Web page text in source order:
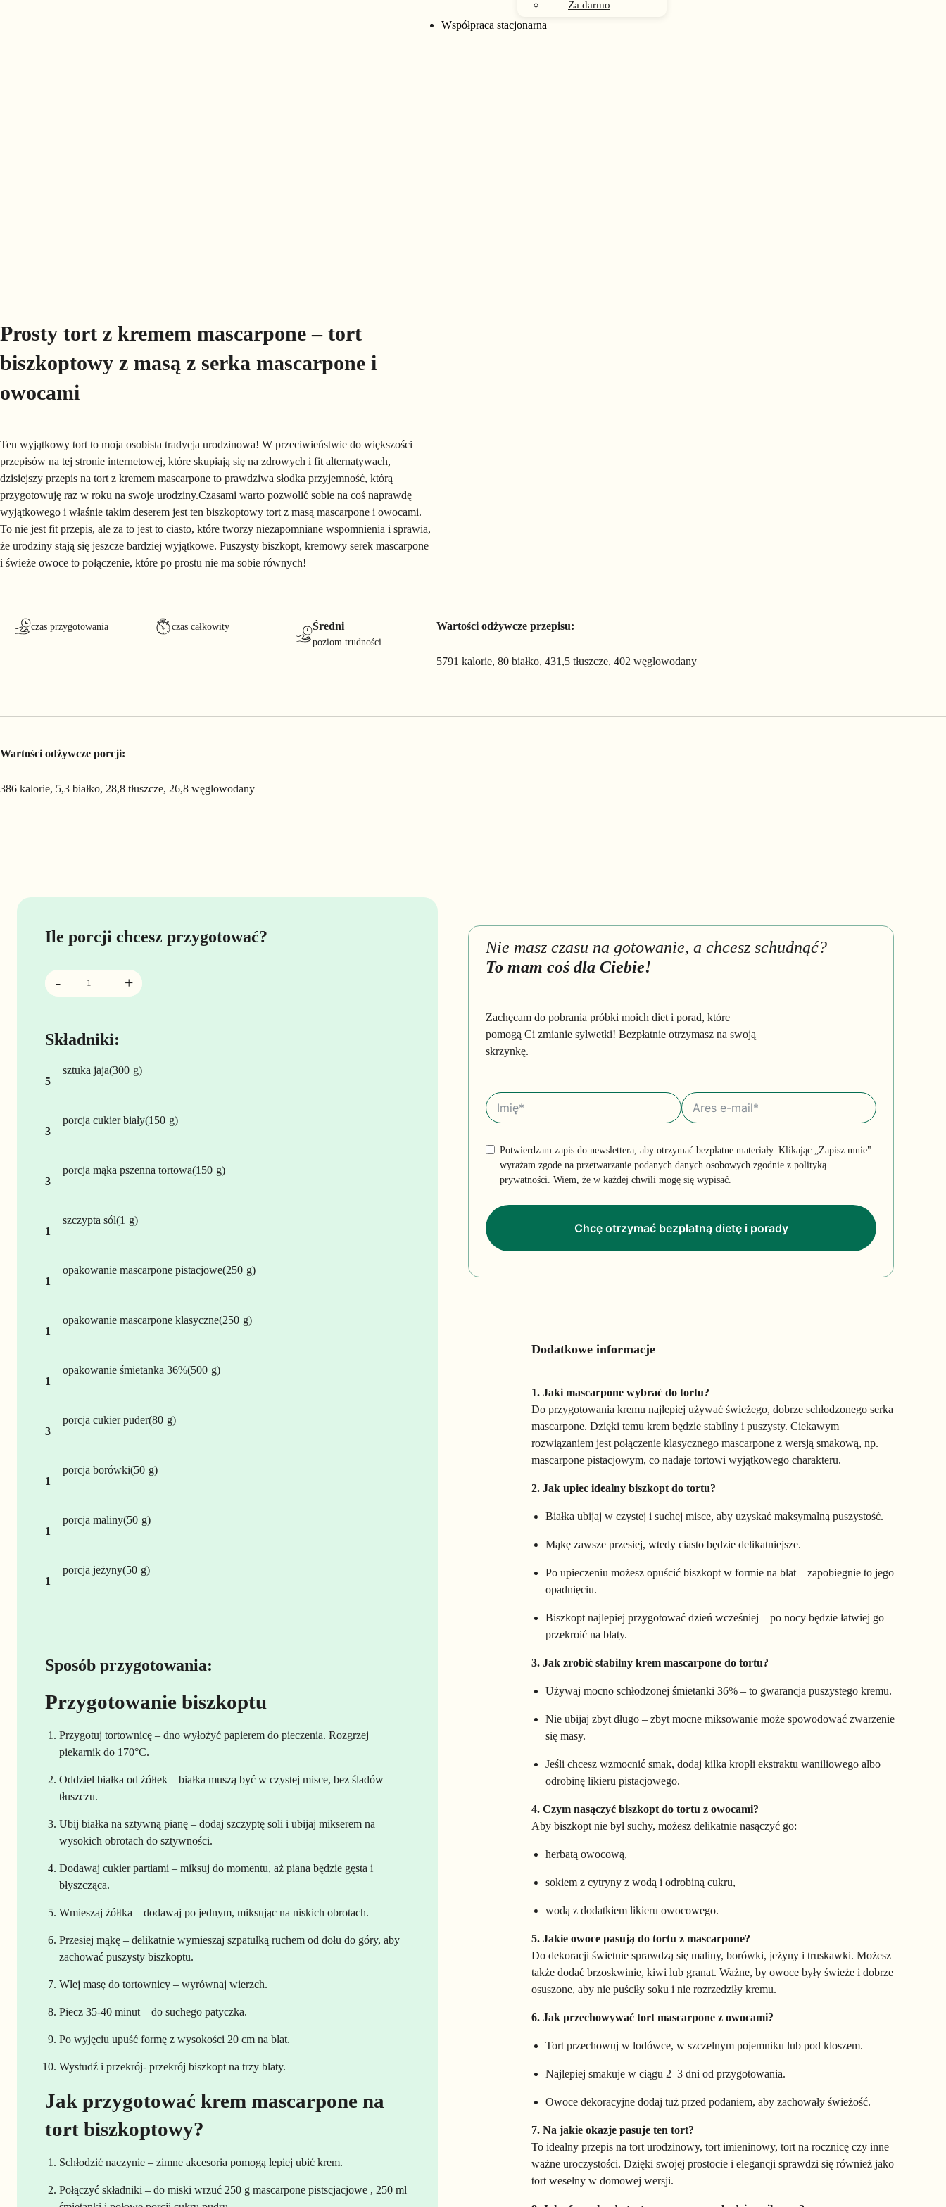
Za darmo
Współpraca stacjonarna
Prosty tort z kremem mascarpone – tort
biszkoptowy z masą z serka mascarpone i
owocami
Ten wyjątkowy tort to moja osobista tradycja urodzinowa! W przeciwieństwie do większości
przepisów na tej stronie internetowej, które skupiają się na zdrowych i fit alternatywach,
dzisiejszy przepis na tort z kremem mascarpone to prawdziwa słodka przyjemność, którą
przygotowuję raz w roku na swoje urodziny.Czasami warto pozwolić sobie na coś naprawdę
wyjątkowego i właśnie takim deserem jest ten biszkoptowy tort z masą mascarpone i owocami.
To nie jest fit przepis, ale za to jest to ciasto, które tworzy niezapomniane wspomnienia i sprawia,
że urodziny stają się jeszcze bardziej wyjątkowe. Puszysty biszkopt, kremowy serek mascarpone
i świeże owoce to połączenie, które po prostu nie ma sobie równych!
czas przygotowania czas całkowity Średni
poziom trudności
Wartości odżywcze przepisu:
5791 kalorie, 80 białko, 431,5 tłuszcze, 402 węglowodany
Wartości odżywcze porcji:
386 kalorie, 5,3 białko, 28,8 tłuszcze, 26,8 węglowodany
Ile porcji chcesz przygotować?
Składniki:
5
sztuka jaja 300
3
porcja cukier biały 150
3
porcja mąka pszenna tortowa 150
1
szczypta sól 1
1
opakowaniemascarpone pistacjowe 250
1
opakowaniemascarpone klasyczne 250
1
opakowanieśmietanka 36% 500
3
porcja cukier puder 80
1
porcja borówki 50
1
porcja maliny 50
1
porcja jeżyny 50
Sposób przygotowania:
Przygotowanie biszkoptu
Przygotuj tortownicę – dno wyłożyć papierem do pieczenia. Rozgrzej
piekarnik do 170°C.
Oddziel białka od żółtek – białka muszą być w czystej misce, bez śladów
tłuszczu.
Ubij białka na sztywną pianę – dodaj szczyptę soli i ubijaj mikserem na
wysokich obrotach do sztywności.
Dodawaj cukier partiami – miksuj do momentu, aż piana będzie gęsta i
błyszcząca.
Wmieszaj żółtka – dodawaj po jednym, miksując na niskich obrotach.
Przesiej mąkę – delikatnie wymieszaj szpatułką ruchem od dołu do góry, aby
zachować puszysty biszkoptu.
Wlej masę do tortownicy – wyrównaj wierzch.
Piecz 35-40 minut – do suchego patyczka.
Po wyjęciu upuść formę z wysokości 20 cm na blat.
Wystudź i przekrój- przekrój biszkopt na trzy blaty.
Jak przygotować krem mascarpone na
tort biszkoptowy?
Schłodzić naczynie – zimne akcesoria pomogą lepiej ubić krem.
Połączyć składniki – do miski wrzuć 250 g mascarpone pistscjacjowe , 250 ml
Nie masz czasu na gotowanie, a chcesz schudnąć?
To mam coś dla Ciebie!
Zachęcam do pobrania próbki moich diet i porad, które
pomogą Ci zmianie sylwetki! Bezpłatnie otrzymasz na swoją
skrzynkę.
Potwierdzam zapis do newslettera, aby otrzymać bezpłatne materiały. Klikając „Zapisz mnie"
wyrażam zgodę na przetwarzanie podanych danych osobowych zgodnie z polityką
prywatności. Wiem, że w każdej chwili mogę się wypisać.
Chcę otrzymać bezpłatną dietę i porady
Dodatkowe informacje
1. Jaki mascarpone wybrać do tortu?
Do przygotowania kremu najlepiej używać świeżego, dobrze schłodzonego serka
mascarpone. Dzięki temu krem będzie stabilny i puszysty. Ciekawym
rozwiązaniem jest połączenie klasycznego mascarpone z wersją smakową, np.
mascarpone pistacjowym, co nadaje tortowi wyjątkowego charakteru.
2. Jak upiec idealny biszkopt do tortu?
Białka ubijaj w czystej i suchej misce, aby uzyskać maksymalną puszystość.
Mąkę zawsze przesiej, wtedy ciasto będzie delikatniejsze.
Po upieczeniu możesz opuścić biszkopt w formie na blat – zapobiegnie to jego
opadnięciu.
Biszkopt najlepiej przygotować dzień wcześniej – po nocy będzie łatwiej go
przekroić na blaty.
3. Jak zrobić stabilny krem mascarpone do tortu?
Używaj mocno schłodzonej śmietanki 36% – to gwarancja puszystego kremu.
Nie ubijaj zbyt długo – zbyt mocne miksowanie może spowodować zwarzenie
się masy.
Jeśli chcesz wzmocnić smak, dodaj kilka kropli ekstraktu waniliowego albo
odrobinę likieru pistacjowego.
4. Czym nasączyć biszkopt do tortu z owocami?
Aby biszkopt nie był suchy, możesz delikatnie nasączyć go:
herbatą owocową,
sokiem z cytryny z wodą i odrobiną cukru,
wodą z dodatkiem likieru owocowego.
5. Jakie owoce pasują do tortu z mascarpone?
Do dekoracji świetnie sprawdzą się maliny, borówki, jeżyny i truskawki. Możesz
także dodać brzoskwinie, kiwi lub granat. Ważne, by owoce były świeże i dobrze
osuszone, aby nie puściły soku i nie rozrzedziły kremu.
6. Jak przechowywać tort mascarpone z owocami?
Tort przechowuj w lodówce, w szczelnym pojemniku lub pod kloszem.
Najlepiej smakuje w ciągu 2–3 dni od przygotowania.
Owoce dekoracyjne dodaj tuż przed podaniem, aby zachowały świeżość.
7. Na jakie okazje pasuje ten tort?
To idealny przepis na tort urodzinowy, tort imieninowy, tort na rocznicę czy inne
ważne uroczystości. Dzięki swojej prostocie i elegancji sprawdzi się również jako
tort weselny w domowej wersji.